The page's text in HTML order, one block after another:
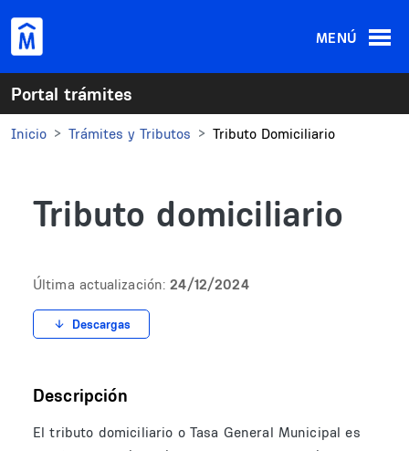
MENÚ
Portal trámites
Inicio Trámites y Tributos Tributo Domiciliario
Tributo domiciliario
Última actualización: 24/12/2024
Descargas
Descripción
El tributo domiciliario o Tasa General Municipal es